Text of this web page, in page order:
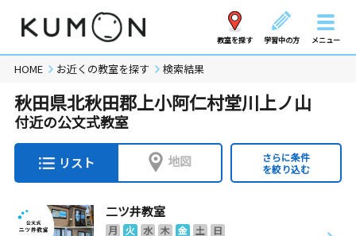
教室を探す 学習中の方 メニュー
HOME お近くの教室を探す 検索結果
秋田県北秋田郡上小阿仁村堂川上ノ山
付近の公文式教室
リスト 地図
さらに条件
を絞り込む
二ツ井教室
月 火 水 木 金 土
日